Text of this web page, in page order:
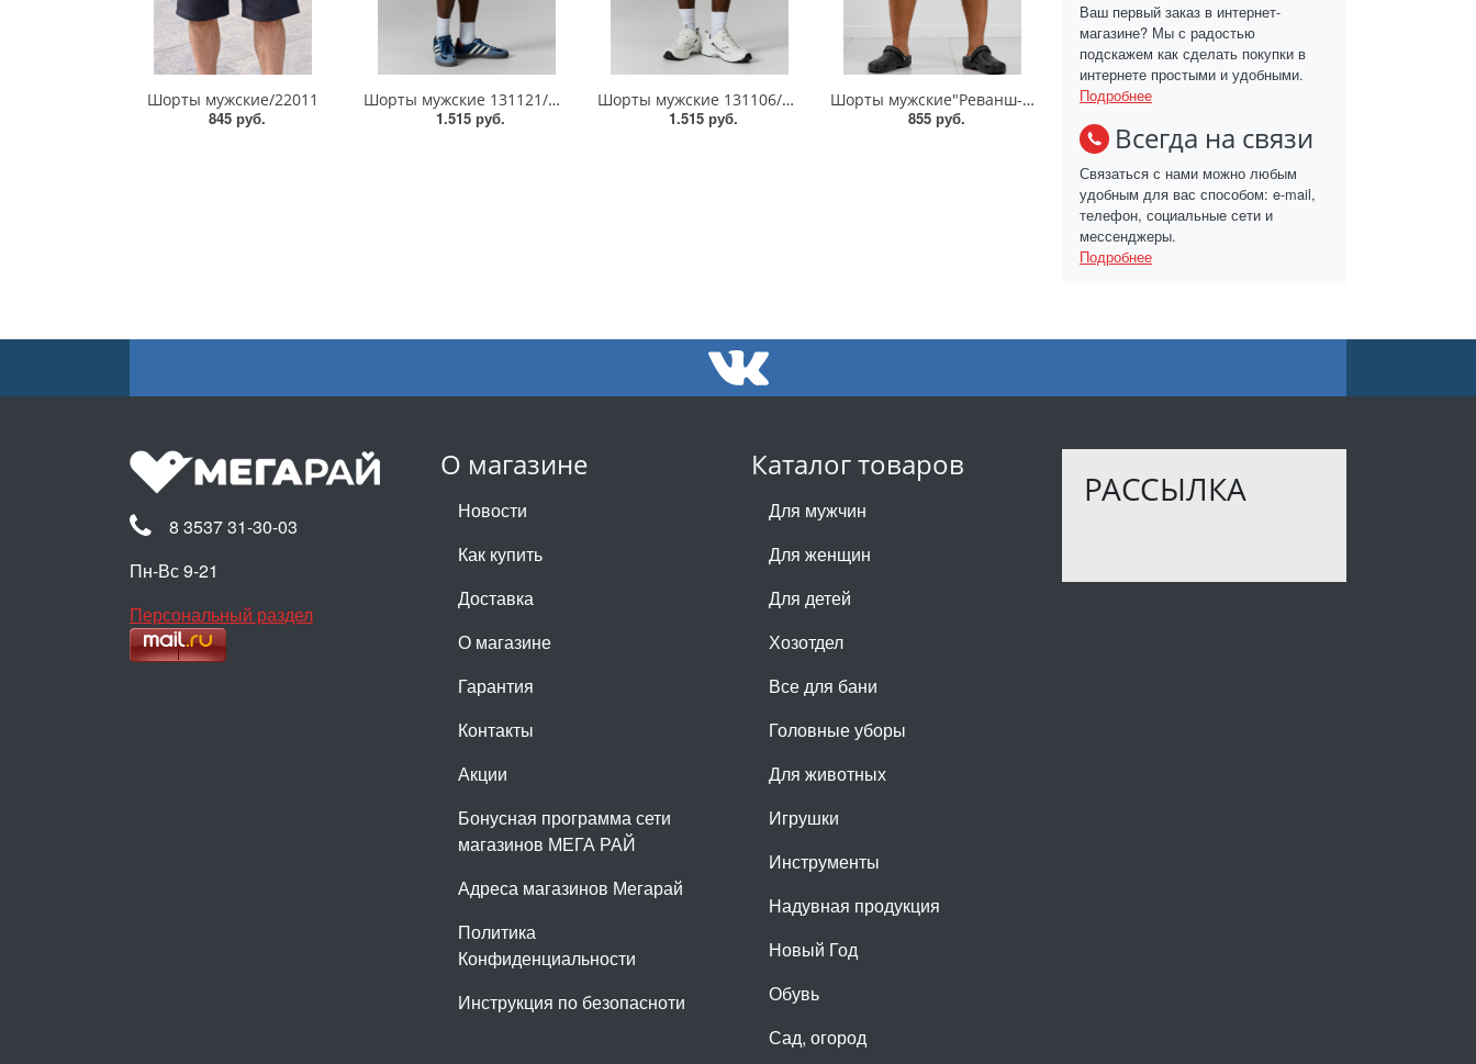
Шорты мужские/22011
845 руб.
Шорты мужские 131121/25-5788Ц-2
1.515 руб.
Шорты мужские 131106/25-5757Ц-9
1.515 руб.
Шорты мужские"Реванш-5"/ШП-027
855 руб.
Ваш первый заказ в интернет-
магазине? Мы с радостью
подскажем как сделать покупки в
интернете простыми и удобными.
Подробнее
Всегда на связи
Связаться с нами можно любым
удобным для вас способом: e-mail,
телефон, социальные сети и
мессенджеры.
Подробнее
О магазине
Новости
Как купить
Доставка
О магазине
Гарантия
Контакты
Акции
Бонусная программа сети
магазинов МЕГА РАЙ
Адреса магазинов Мегарай
Политика
Конфиденциальности
Инструкция по безопасноти
Каталог товаров
Для мужчин
Для женщин
Для детей
Хозотдел
Все для бани
Головные уборы
Для животных
Игрушки
Инструменты
Надувная продукция
Новый Год
Обувь
Сад, огород
РАССЫЛКА
8 3537 31-30-03
Пн-Вс 9-21
Персональный раздел